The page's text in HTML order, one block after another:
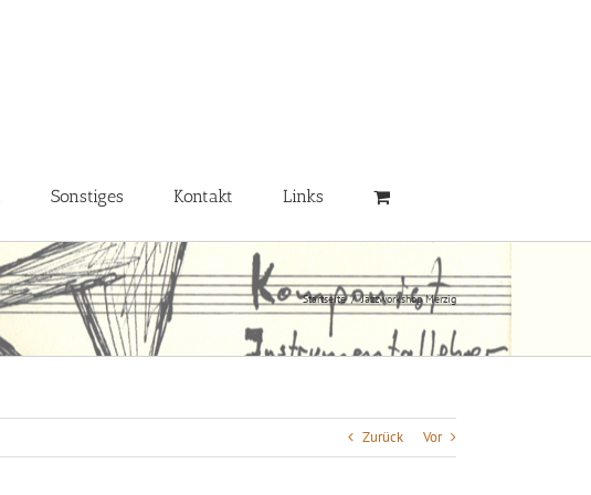
Sonstiges Kontakt Links
Startseite / Jazzworkshop Merzig
Zurück Vor